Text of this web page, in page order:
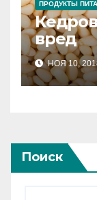
ПРОДУКТЫ
вред
НОЯ 10,
Поиск